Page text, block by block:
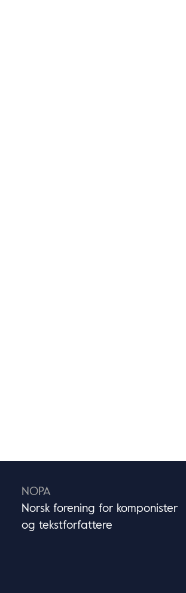
NOPA
Norsk forening for komponister
og tekstforfattere